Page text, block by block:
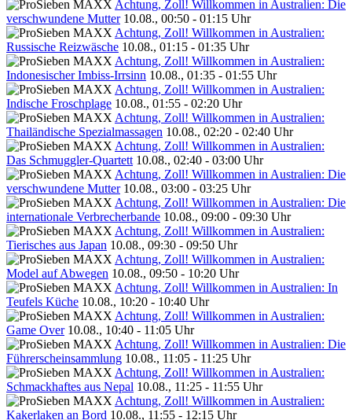
Achtung, Zoll! Willkommen in Australien: Die
verschwundene Mutter 10.08., 00:50 - 01:15 Uhr
Achtung, Zoll! Willkommen in Australien:
Russische Reizwäsche 10.08., 01:15 - 01:35 Uhr
Achtung, Zoll! Willkommen in Australien:
Indonesischer Imbiss-Irrsinn 10.08., 01:35 - 01:55 Uhr
Achtung, Zoll! Willkommen in Australien:
Indische Froschplage 10.08., 01:55 - 02:20 Uhr
Achtung, Zoll! Willkommen in Australien:
Thailändische Spezialmassagen 10.08., 02:20 - 02:40 Uhr
Achtung, Zoll! Willkommen in Australien:
Das Schmuggler-Quartett 10.08., 02:40 - 03:00 Uhr
Achtung, Zoll! Willkommen in Australien: Die
verschwundene Mutter 10.08., 03:00 - 03:25 Uhr
Achtung, Zoll! Willkommen in Australien: Die
internationale Verbrecherbande 10.08., 09:00 - 09:30 Uhr
Achtung, Zoll! Willkommen in Australien:
Tierisches aus Japan 10.08., 09:30 - 09:50 Uhr
Achtung, Zoll! Willkommen in Australien:
Model auf Abwegen 10.08., 09:50 - 10:20 Uhr
Achtung, Zoll! Willkommen in Australien: In
Teufels Küche 10.08., 10:20 - 10:40 Uhr
Achtung, Zoll! Willkommen in Australien:
Game Over 10.08., 10:40 - 11:05 Uhr
Achtung, Zoll! Willkommen in Australien: Die
Führerscheinsammlung 10.08., 11:05 - 11:25 Uhr
Achtung, Zoll! Willkommen in Australien:
Schmackhaftes aus Nepal 10.08., 11:25 - 11:55 Uhr
Achtung, Zoll! Willkommen in Australien:
Kakerlaken an Bord 10.08., 11:55 - 12:15 Uhr